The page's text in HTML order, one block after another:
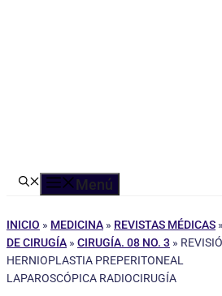
Menú
INICIO » MEDICINA » REVISTAS MÉDICAS »
DE CIRUGÍA » CIRUGÍA. 08 NO. 3 »
HERNIOPLASTIA PREPERITONEAL
LAPAROSCÓPICA RADIOCIRUGÍA